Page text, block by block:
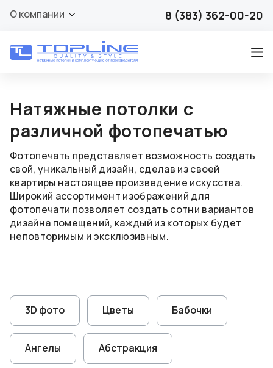
О компании 8 (383) 362-00-20
Натяжные потолки с
различной фотопечатью
Фотопечать представляет возможность создать
свой, уникальный дизайн, сделав из своей
квартиры настоящее произведение искусства.
Широкий ассортимент изображений для
фотопечати позволяет создать сотни вариантов
дизайна помещений, каждый из которых будет
неповторимым и эксклюзивным.
3D фото Цветы Бабочки
Ангелы Абстракция